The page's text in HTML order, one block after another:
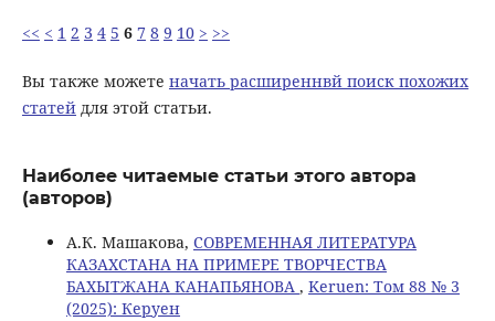
<< < 1 2 3 4 5 6 7 8 9 10 > >>
Вы также можете начать расширеннвй поиск похожих
статейдля этой статьи.
Наиболее читаемые статьи этого автора
(авторов)
A.К. Машакова, СОВРЕМЕННАЯ ЛИТЕРАТУРА
КАЗАХСТАНА НА ПРИМЕРЕ ТВОРЧЕСТВА
БАХЫТЖАНА КАНАПЬЯНОВА , Keruen: Том 88 № 3
(2025): Керуен